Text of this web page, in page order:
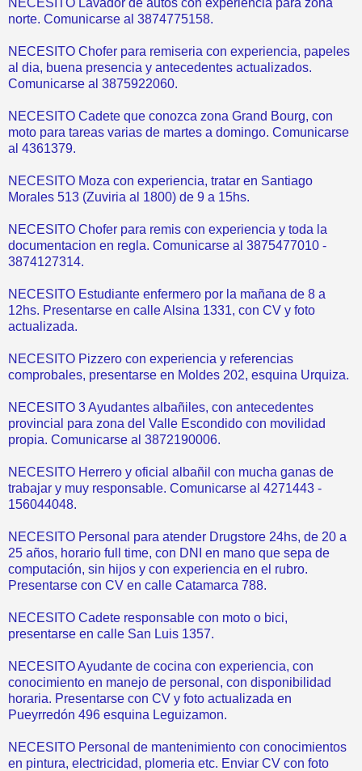
norte. Comunicarse al 3874775158.
NECESITO Chofer para remiseria con experiencia, papeles
al dia, buena presencia y antecedentes actualizados.
Comunicarse al 3875922060.
NECESITO Cadete que conozca zona Grand Bourg, con
moto para tareas varias de martes a domingo. Comunicarse
al 4361379.
NECESITO Moza con experiencia, tratar en Santiago
Morales 513 (Zuviria al 1800) de 9 a 15hs.
NECESITO Chofer para remis con experiencia y toda la
documentacion en regla. Comunicarse al 3875477010 -
3874127314.
NECESITO Estudiante enfermero por la mañana de 8 a
12hs. Presentarse en calle Alsina 1331, con CV y foto
actualizada.
NECESITO Pizzero con experiencia y referencias
comprobales, presentarse en Moldes 202, esquina Urquiza.
NECESITO 3 Ayudantes albañiles, con antecedentes
provincial para zona del Valle Escondido con movilidad
propia. Comunicarse al 3872190006.
NECESITO Herrero y oficial albañil con mucha ganas de
trabajar y muy responsable. Comunicarse al 4271443 -
156044048.
NECESITO Personal para atender Drugstore 24hs, de 20 a
25 años, horario full time, con DNI en mano que sepa de
computación, sin hijos y con experiencia en el rubro.
Presentarse con CV en calle Catamarca 788.
NECESITO Cadete responsable con moto o bici,
presentarse en calle San Luis 1357.
NECESITO Ayudante de cocina con experiencia, con
conocimiento en manejo de personal, con disponibilidad
horaria. Presentarse con CV y foto actualizada en
Pueyrredón 496 esquina Leguizamon.
NECESITO Personal de mantenimiento con conocimientos
en pintura, electricidad, plomeria etc. Enviar CV con foto